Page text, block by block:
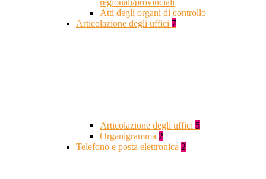
regionali/provinciali
Atti degli organi di controllo
Articolazione degli uffici 7
Articolazione degli uffici 5
Organigramma 2
Telefono e posta elettronica 2